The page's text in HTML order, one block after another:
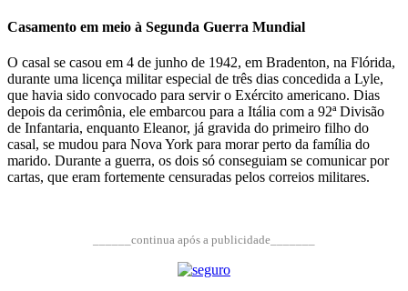
Casamento em meio à Segunda Guerra Mundial
O casal se casou em 4 de junho de 1942, em Bradenton, na Flórida,
durante uma licença militar especial de três dias concedida a Lyle,
que havia sido convocado para servir o Exército americano. Dias
depois da cerimônia, ele embarcou para a Itália com a 92ª Divisão
de Infantaria, enquanto Eleanor, já gravida do primeiro filho do
casal, se mudou para Nova York para morar perto da família do
marido. Durante a guerra, os dois só conseguiam se comunicar por
cartas, que eram fortemente censuradas pelos correios militares.
______continua após a publicidade_______